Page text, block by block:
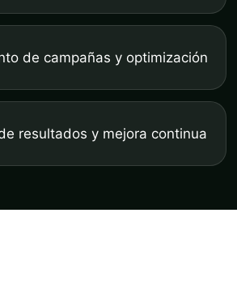
de campañas y optimización
resultados y mejora continua